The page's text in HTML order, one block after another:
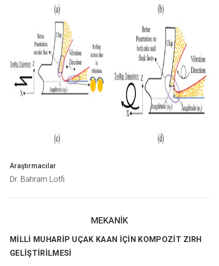
Araştırmacılar
Dr. Bahram Lotfi
MEKANİK
MİLLİ MUHARİP UÇAK KAAN İÇİN KOMPOZİT ZIRH
GELİŞTİRİLMESİ